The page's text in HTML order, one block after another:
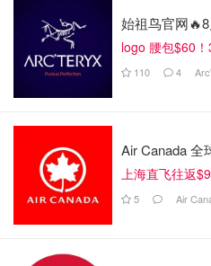
⭐️适合只需保湿的年轻肌
回购指数：3/5
Belif mosturizing eye
始祖鸟官网
logo 腰包$60
110 4
Air Canada 全
上海直飞往返
5 Air